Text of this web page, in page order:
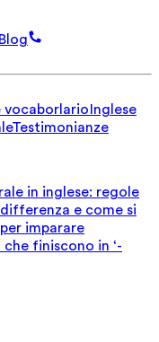
Blog
vocaborlarioInglese
Testimonianze
in inglese: regole
differenza e come si
imparare
finiscono in ‘-